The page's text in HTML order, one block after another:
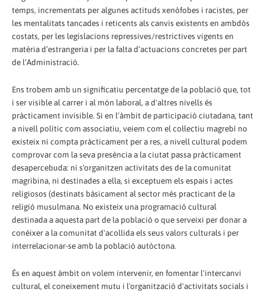
temps, incrementats per algunes actituds xenòfobes i racistes, per
les mentalitats tancades i reticents als canvis existents en ambdós
costats, per les legislacions repressives/restrictives vigents en
matèria d’estrangeria i per la falta d’actuacions concretes per part
de l’Administració.
Ens trobem amb un significatiu percentatge de la població que, tot
i ser visible al carrer i al món laboral, a d'altres nivells és
pràcticament invisible. Si en l’àmbit de participació ciutadana, tant
a nivell polític com associatiu, veiem com el col·lectiu magrebí no
existeix ni compta pràcticament per a res, a nivell cultural podem
comprovar com la seva presència a la ciutat passa pràcticament
desapercebuda: ni s'organitzen activitats des de la comunitat
magribina, ni destinades a ella, si exceptuem els espais i actes
religiosos (destinats bàsicament al sector més practicant de la
religió musulmana. No existeix una programació cultural
destinada a aquesta part de la població o que serveixi per donar a
conèixer a la comunitat d'acollida els seus valors culturals i per
interrelacionar-se amb la població autòctona.
És en aquest àmbit on volem intervenir, en fomentar l'intercanvi
cultural, el coneixement mutu i l'organització d'activitats socials i